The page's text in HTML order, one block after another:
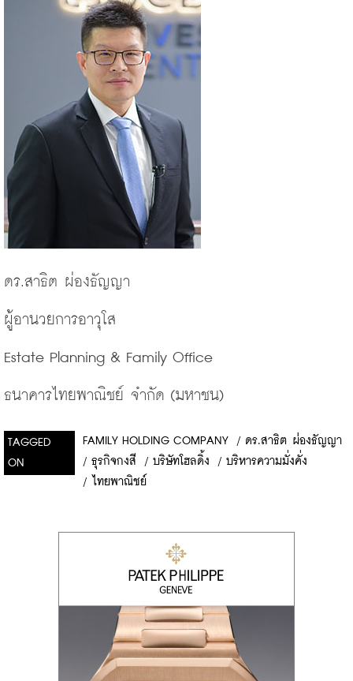
ดร.สาธิต
ธนาคารไทยพาณิชย์ จำกัด (มหาชน)
TAGGED
ON
FAMILY HOLDING COMPANY / ดร.สาธิต ผ่องธัญญา
/ ธุรกิจกงสี / บริษัทโฮลดิ้ง / บริหารความมั่งคั่ง
/
ไทยพาณิชย์